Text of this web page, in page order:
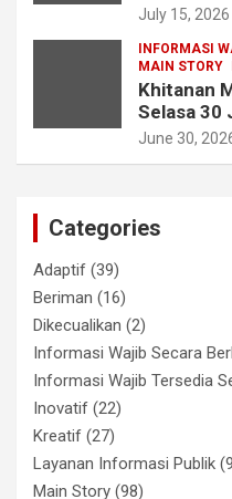
July 15, 2026
INFORMASI
MAIN STORY
Khitanan
Selasa 30
June 30,
Categories
Adaptif (39)
Beriman (16)
Dikecualikan (2)
Informasi Wajib Secara
Informasi Wajib Tersedia
Inovatif (22)
Kreatif (27)
Layanan Informasi Publik
Main Story (98)